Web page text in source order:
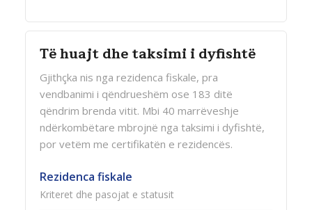
Të huajt dhe taksimi i dyfishtë
Gjithçka nis nga rezidenca fiskale, pra
vendbanimi i qëndrueshëm ose 183 ditë
qëndrim brenda vitit. Mbi 40 marrëveshje
ndërkombëtare mbrojnë nga taksimi i dyfishtë,
por vetëm me certifikatën e rezidencës.
Rezidenca fiskale
Kriteret dhe pasojat e statusit